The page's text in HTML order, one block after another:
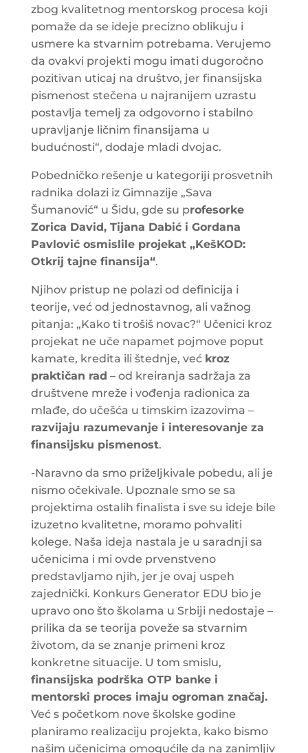
zbog kvalitetnog mentorskog procesa koji
pomaže da se ideje precizno oblikuju i
usmere ka stvarnim potrebama. Verujemo
da ovakvi projekti mogu imati dugoročno
pozitivan uticaj na društvo, jer finansijska
pismenost stečena u najranijem uzrastu
postavlja temelj za odgovorno i stabilno
upravljanje ličnim finansijama u
budućnosti“, dodaje mladi dvojac.
Pobedničko rešenje u kategoriji prosvetnih
radnika dolazi iz Gimnazije „Sava
Šumanović“ u Šidu, gde su profesorke
Zorica David, Tijana Dabić i Gordana
Pavlović osmislile projekat „KešKOD:
Otkrij tajne finansija“.
Njihov pristup ne polazi od definicija i
teorije, već od jednostavnog, ali važnog
pitanja: „Kako ti trošiš novac?“ Učenici kroz
projekat ne uče napamet pojmove poput
kamate, kredita ili štednje, već kroz
praktičan rad – od kreiranja sadržaja za
društvene mreže i vođenja radionica za
mlađe, do učešća u timskim izazovima –
razvijaju razumevanje i interesovanje za
finansijsku pismenost.
-Naravno da smo priželjkivale pobedu, ali je
nismo očekivale. Upoznale smo se sa
projektima ostalih finalista i sve su ideje bile
izuzetno kvalitetne, moramo pohvaliti
kolege. Naša ideja nastala je u saradnji sa
učenicima i mi ovde prvenstveno
predstavljamo njih, jer je ovaj uspeh
zajednički. Konkurs Generator EDU bio je
upravo ono što školama u Srbiji nedostaje –
prilika da se teorija poveže sa stvarnim
životom, da se znanje primeni kroz
konkretne situacije. U tom smislu,
finansijska podrška OTP banke i
mentorski proces imaju ogroman značaj.
Već s početkom nove školske godine
planiramo realizaciju projekta, kako bismo
našim učenicima omogućile da na zanimljiv